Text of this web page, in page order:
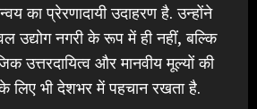
का प्रेरणादायी उदाहरण है. उन्होंने
उद्योग नगरी के रूप में ही नहीं, बल्कि
उत्तरदायित्व और मानवीय मूल्यों की
लिए भी देशभर में पहचान रखता है.